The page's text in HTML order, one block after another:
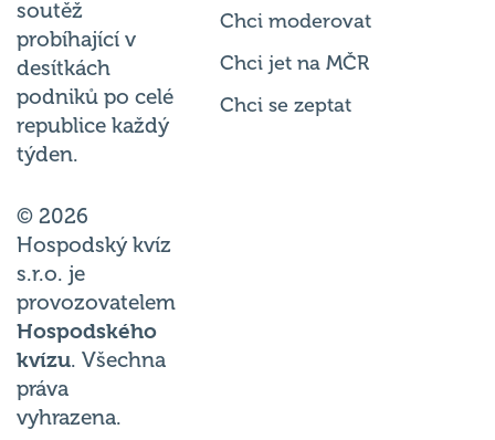
soutěž
probíhající v
desítkách
podniků po celé
republice každý
týden.
© 2026
Hospodský kvíz
s.r.o. je
provozovatelem
Hospodského
kvízu. Všechna
práva
vyhrazena.
Chci moderovat
Chci jet na MČR
Chci se zeptat